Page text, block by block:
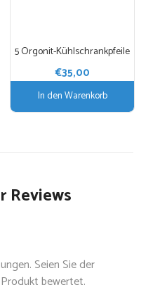
5 Orgonit-Kühlschrankpfeile
€35,00
In den Warenkorb
Reviews
Seien Sie der
bewertet.